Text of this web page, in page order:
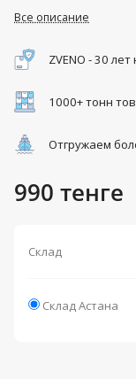
Все описание
ZVENO - 30
1000+ тонн
Отгружаем
990 тенге
Склад
Склад Астана